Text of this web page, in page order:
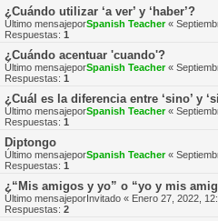
¿Cuándo utilizar ‘a ver’ y ‘haber’?
Último mensajeporSpanish Teacher«
Respuestas: 1
¿Cuándo acentuar 'cuando'?
Último mensajeporSpanish Teacher«
Respuestas: 1
¿Cuál es la diferencia entre ‘sino’ y
Último mensajeporSpanish Teacher«
Respuestas: 1
Diptongo
Último mensajeporSpanish Teacher«
Respuestas: 1
¿“Mis amigos y yo” o “yo y mis
Último mensajeporInvitado « Enero 27, 2022,
Respuestas: 2